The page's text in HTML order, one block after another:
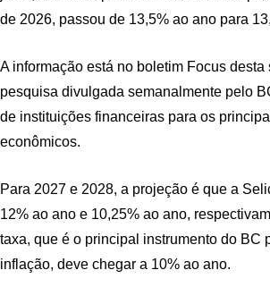
de 2026, passou de 13,5% ao ano para
A informação está no boletim Focus desta
pesquisa divulgada semanalmente pelo
de instituições financeiras para os
econômicos.
Para 2027 e 2028, a projeção é que a
12% ao ano e 10,25% ao ano,
taxa, que é o principal instrumento do BC
inflação, deve chegar a 10% ao ano.